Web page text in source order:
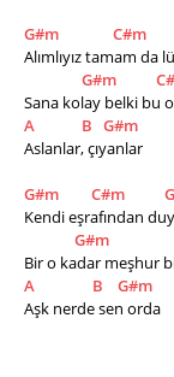
G#m C#m
Alımlıyız tamam da
G#m
Sana kolay belki bu
A
B G#m
Aslanlar, çıyanlar
G#m C#m
Kendi eşrafından
G#m
Bir o kadar meşhur
A
B
G#m
Aşk nerde sen orda